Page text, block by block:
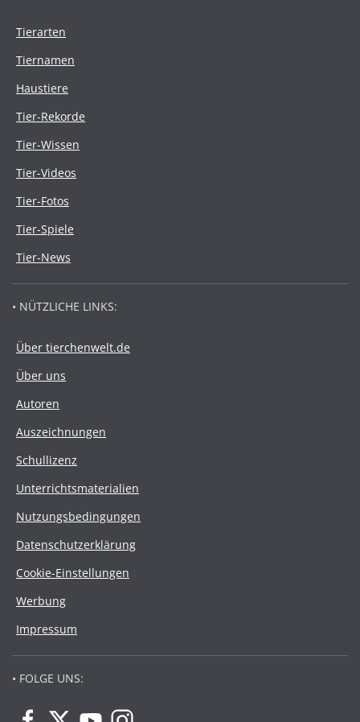
Tierarten
Tiernamen
Haustiere
Tier-Rekorde
Tier-Wissen
Tier-Videos
Tier-Fotos
Tier-Spiele
Tier-News
• NÜTZLICHE LINKS:
Über tierchenwelt.de
Über uns
Autoren
Auszeichnungen
Schullizenz
Unterrichtsmaterialien
Nutzungsbedingungen
Datenschutzerklärung
Cookie-Einstellungen
Werbung
Impressum
• FOLGE UNS: